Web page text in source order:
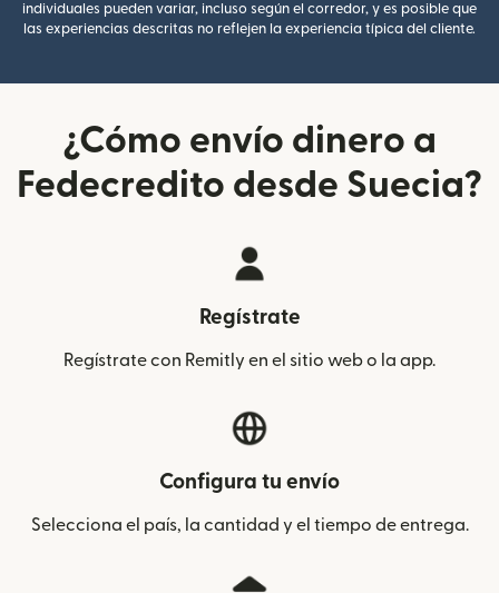
individuales pueden variar, incluso según el corredor, y es posible que
las experiencias descritas no reflejen la experiencia típica del cliente.
¿Cómo envío dinero a
Fedecredito desde Suecia?
Regístrate
Regístrate con Remitly en el sitio web o la app.
Configura tu envío
Selecciona el país, la cantidad y el tiempo de entrega.